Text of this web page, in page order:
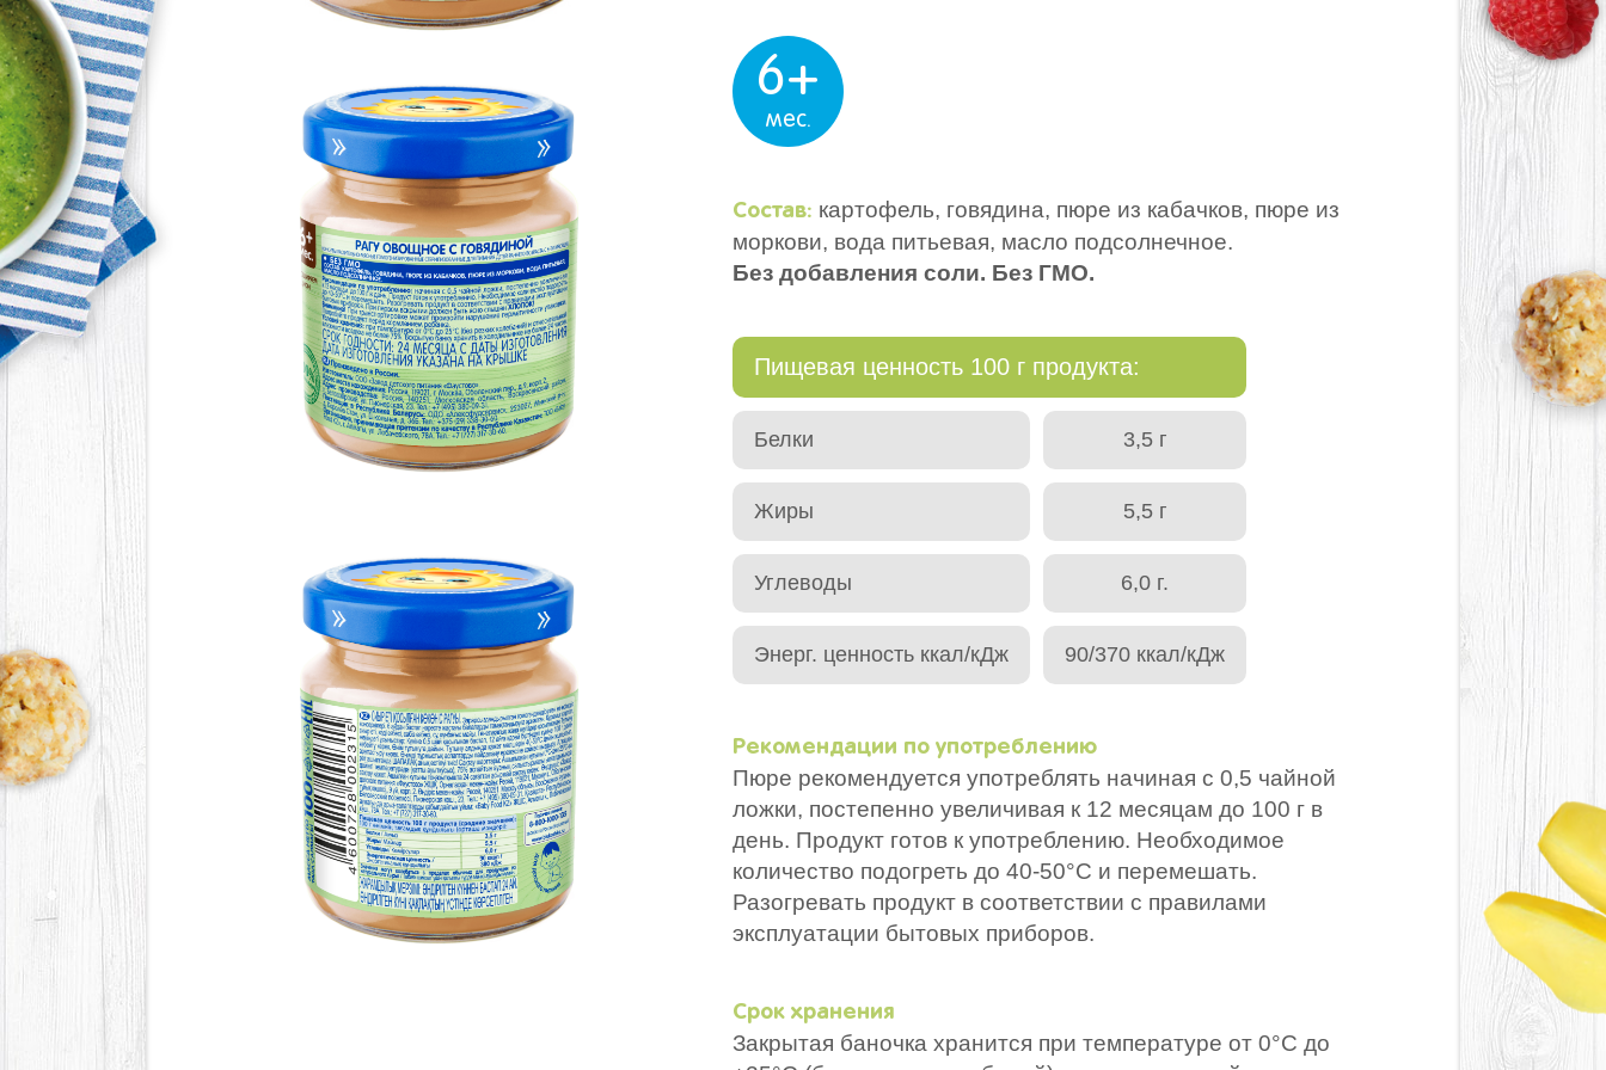
6+
мес.
Состав: картофель, говядина, пюре из кабачков, пюре из
моркови, вода питьевая, масло подсолнечное.
Без добавления соли. Без ГМО.
Пищевая ценность 100 г продукта:
Белки 3,5 г
Жиры 5,5 г
Углеводы 6,0 г.
Энерг. ценность ккал/кДж 90/370 ккал/кДж
Рекомендации по употреблению
Пюре рекомендуется употреблять начиная с 0,5 чайной
ложки, постепенно увеличивая к 12 месяцам до 100 г в
день. Продукт готов к употреблению. Необходимое
количество подогреть до 40-50°С и перемешать.
Разогревать продукт в соответствии с правилами
эксплуатации бытовых приборов.
Срок хранения
Закрытая баночка хранится при температуре от 0°С до